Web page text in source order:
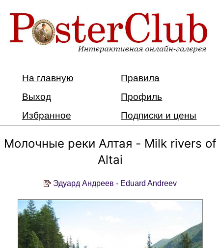
На главную
Правила
Выход
Профиль
Избранное
Подписки и цены
Молочные реки Алтая - Milk rivers of
Altai
Эдуард Андреев - Eduard Andreev